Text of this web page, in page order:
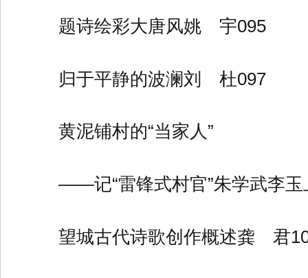
题诗绘彩大唐风姚 宇095
归于平静的波澜刘 杜097
黄泥铺村的“当家人”
——记“雷锋式村官”朱学武李玉
望城古代诗歌创作概述龚 君